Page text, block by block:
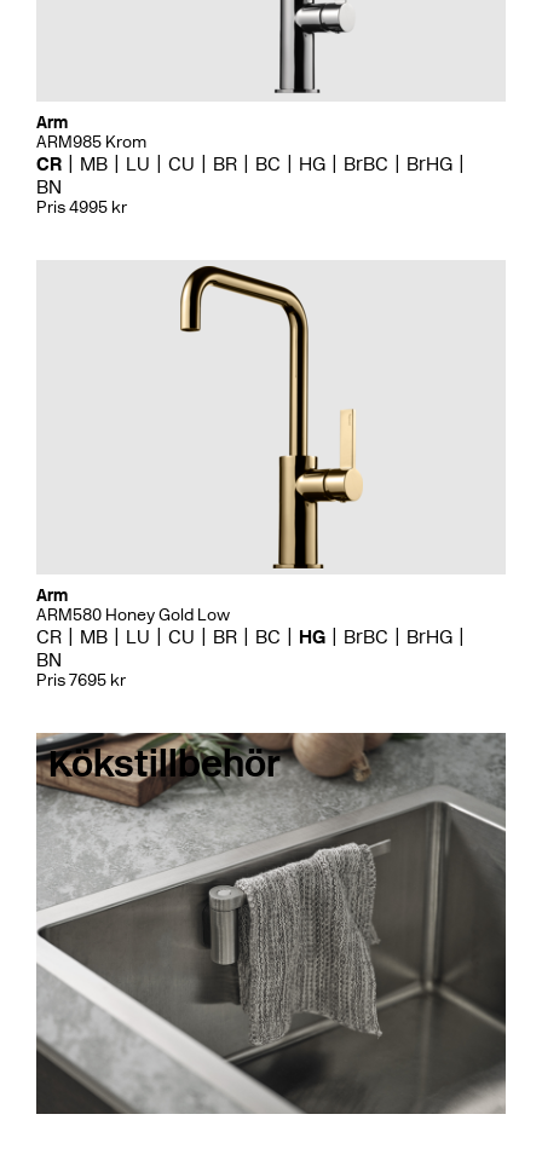
Arm
ARM985 Krom
CR MB LU CU BR BC HG BrBC
BrHG
BN
Pris 4995 kr
Arm
ARM580 Honey Gold Low
CR MB LU CU BR BC HG BrBC
BrHG
BN
Pris 7695 kr
Kökstillbehör